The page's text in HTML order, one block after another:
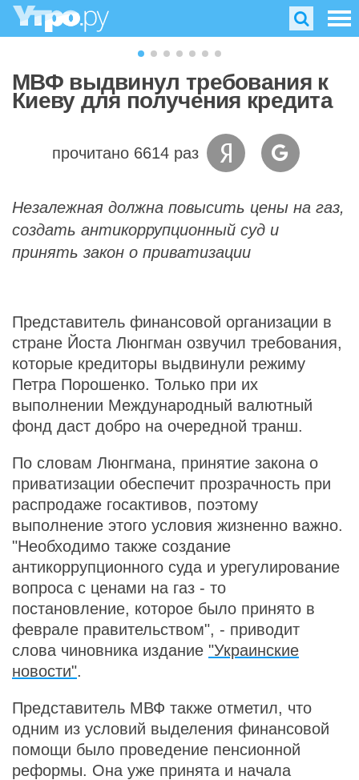
МВФ выдвинул требования к
Киеву для получения кредита
прочитано 6614 раз
Незалежная должна повысить цены на газ,
создать антикоррупционный суд и
принять закон о приватизации
Представитель финансовой организации в
стране Йоста Люнгман озвучил требования,
которые кредиторы выдвинули режиму
Петра Порошенко. Только при их
выполнении Международный валютный
фонд даст добро на очередной транш.
По словам Люнгмана, принятие закона о
приватизации обеспечит прозрачность при
распродаже госактивов, поэтому
выполнение этого условия жизненно важно.
"Необходимо также создание
антикоррупционного суда и урегулирование
вопроса с ценами на газ - то
постановление, которое было принято в
феврале правительством", - приводит
слова чиновника издание "Украинские
новости".
Представитель МВФ также отметил, что
одним из условий выделения финансовой
помощи было проведение пенсионной
реформы. Она уже принята и начала